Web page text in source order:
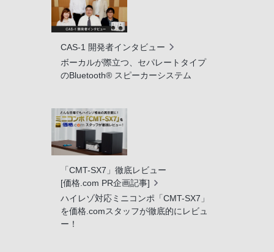
CAS-1 開発者インタビュー
ボーカルが際立つ、セパレートタイプ
のBluetooth® スピーカーシステム
「CMT-SX7」徹底レビュー
[価格.com PR企画記事]
ハイレゾ対応ミニコンポ「CMT-SX7」
を価格.comスタッフが徹底的にレビュ
ー！